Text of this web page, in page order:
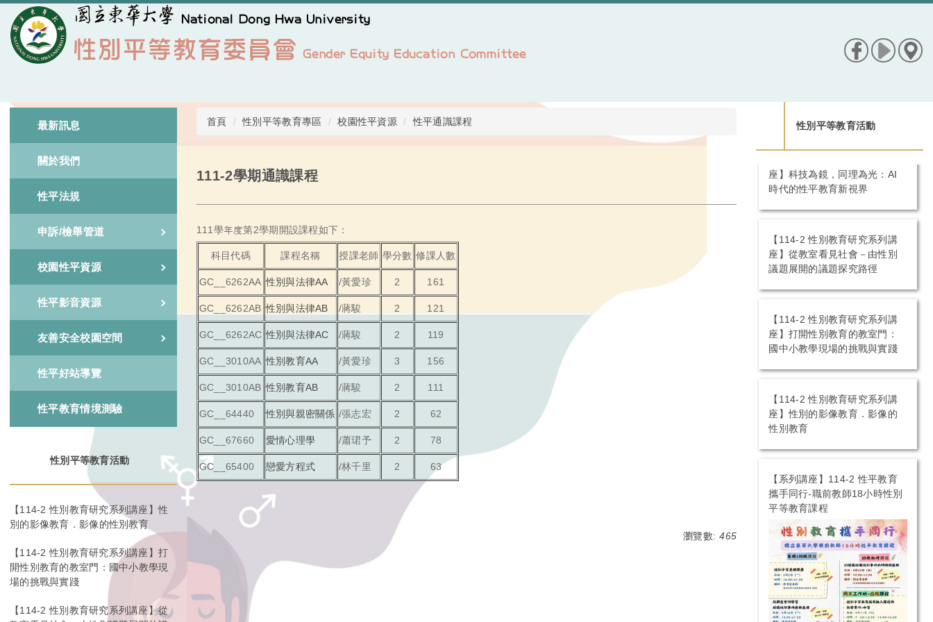
到
主
要
最新訊息
關於我們
性平法規
申訴/檢舉管道
校園性平資源
性平影音資源
友善安全校園空間
性平好站導覽
性平教育情境測驗
性別平等教育活動
【114-2 性別教育研究系列講座】性
別的影像教育．影像的性別教育
【114-2 性別教育研究系列講座】打
開性別教育的教室門：國中小教學現
場的挑戰與實踐
【114-2 性別教育研究系列講座】從
首頁 性別平等教育專區 校園性平資源 性平通識課程
111-2學期通識課程
111學年度第2學期開設課程如下：
科目代碼 課程名稱 授課老師 學分數 修課人數
GC__6262AA 性別與法律AA /黃愛珍 2 161
GC__6262AB 性別與法律AB /蔣駿 2 121
GC__6262AC 性別與法律AC /蔣駿 2 119
GC__3010AA 性別教育AA /黃愛珍 3 156
GC__3010AB 性別教育AB /蔣駿 2 111
GC__64440 性別與親密關係 /張志宏 2 62
GC__67660 愛情心理學 /蕭珺予 2 78
GC__65400 戀愛方程式 /林千里 2 63
瀏覽數: 465
性別平等教育活動
座】科技為鏡，同理為光：AI
時代的性平教育新視界
【114-2 性別教育研究系列講
座】從教室看見社會－由性別
議題展開的議題探究路徑
【114-2 性別教育研究系列講
座】打開性別教育的教室門：
國中小教學現場的挑戰與實踐
【114-2 性別教育研究系列講
座】性別的影像教育．影像的
性別教育
【系列講座】114-2 性平教育
攜手同行-職前教師18小時性別
平等教育課程